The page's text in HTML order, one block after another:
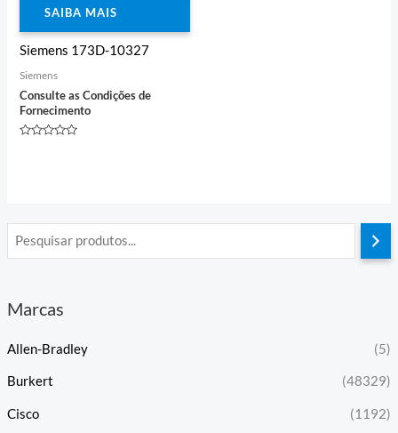
Marcas
Allen-Bradley (5)
Burkert (48329)
Cisco (1192)
SAIBA MAIS
Siemens 173D-10327
Siemens
Consulte as Condições de
Fornecimento